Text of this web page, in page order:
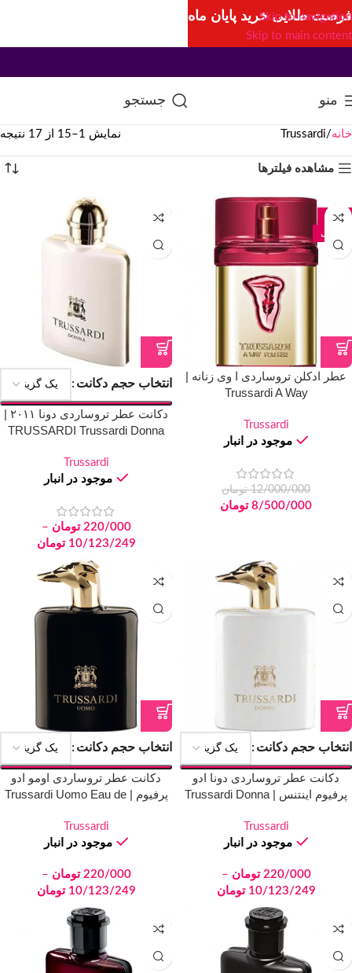
Skip to navigation
Skip to main content
منو جستجو
خانه Trussardi نمایش 1–15 از 17 نتیجه
مشاهده فیلترها
-29%
عطر ادکلن تروساردی ا وی زنانه |
Trussardi A Way
Trussardi
موجود در انبار
12/000/000 تومان
8/500/000 تومان
انتخاب حجم دکانت
دکانت عطر تروساردی دونا ۲۰۱۱ |
TRUSSARDI Trussardi Donna
Trussardi
موجود در انبار
220/000 تومان –
10/123/249 تومان
انتخاب حجم دکانت
دکانت عطر تروساردی دونا ادو
پرفیوم اینتنس | Trussardi Donna
Trussardi
موجود در انبار
220/000 تومان –
10/123/249 تومان
انتخاب حجم دکانت
دکانت عطر تروساردی اومو ادو
پرفیوم | Trussardi Uomo Eau de
Trussardi
موجود در انبار
220/000 تومان –
10/123/249 تومان
فرصت طلایی خرید پایان ماه